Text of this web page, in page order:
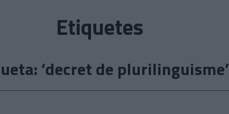
Etiquetes
‘decret de plurilinguisme’